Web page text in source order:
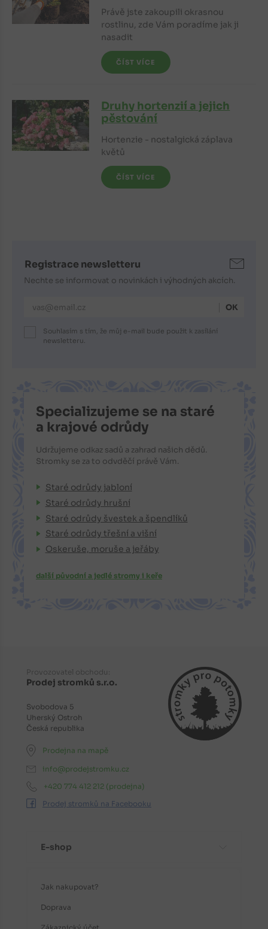
Právě jste zakoupili okrasnou
rostlinu, zde Vám poradíme jak ji
nasadit
ČÍST VÍCE
Druhy hortenzií a jejich
pěstování
Hortenzie - nostalgická záplava
květů
ČÍST VÍCE
Registrace newsletteru
Nechte se informovat o novinkách i výhodných akcích.
E-mailová adresa
Souhlasím s tím, že můj e-mail bude použit k zasílání
newsletteru.
Specializujeme se na staré
a krajové odrůdy
Udržujeme odkaz sadů a zahrad našich dědů.
Stromky se za to odvděčí právě Vám.
Staré odrůdy jabloní
Staré odrůdy hrušní
Staré odrůdy švestek a špendlíků
Staré odrůdy třešní a višní
Oskeruše, moruše a jeřáby
další původní a jedlé stromy i keře
Provozovatel obchodu:
Prodej stromků s.r.o.
Svobodova 5
Uherský Ostroh
Česká republika
Prodejna na mapě
info@prodejstromku.cz
+420 774 412 212 (prodejna)
Prodej stromků na Facebooku
E-shop
Jak nakupovat?
Doprava